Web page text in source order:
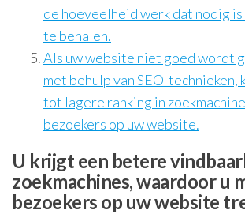
de hoeveelheid werk dat nodig
te behalen.
Als uw website niet goed wordt
met behulp van SEO-technieken,
tot lagere ranking in
bezoekers op uw website.
U krijgt een betere
zoekmachines, waardoor u
bezoekers op uw website